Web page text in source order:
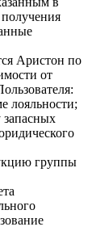
Аристон по
от
лояльности;
запасных
группы